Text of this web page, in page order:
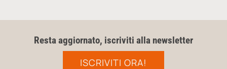
Resta aggiornato, iscriviti alla newsletter
ISCRIVITI ORA!